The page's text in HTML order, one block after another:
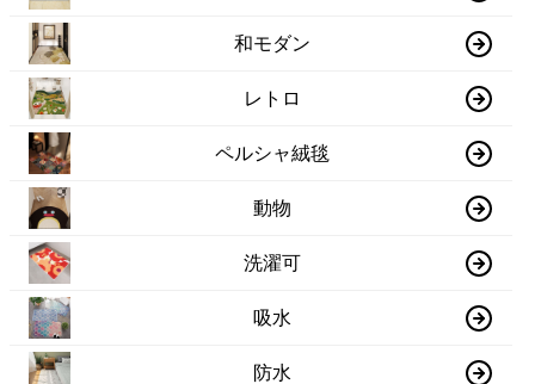
和モダン
レトロ
ペルシャ絨毯
動物
洗濯可
吸水
防水